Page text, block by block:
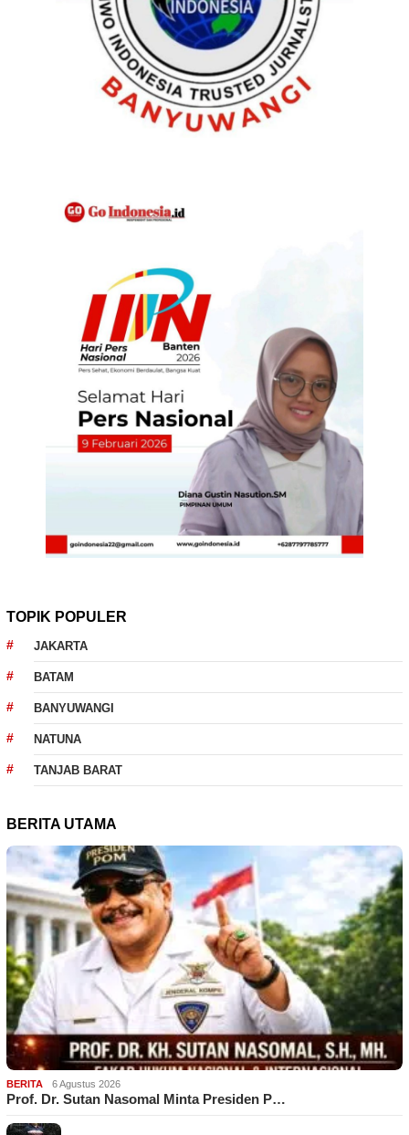
TOPIK POPULER
JAKARTA
BATAM
BANYUWANGI
NATUNA
TANJAB BARAT
BERITA UTAMA
BERITA 6 Agustus 2026
Prof. Dr. Sutan Nasomal Minta Presiden P…